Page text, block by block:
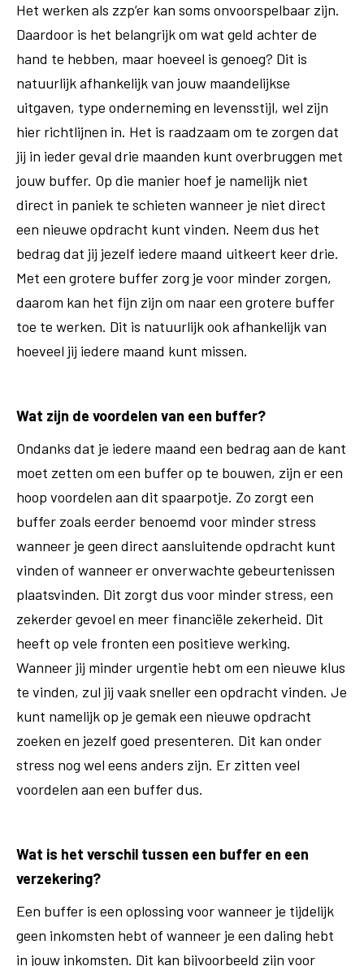
Het werken als zzp’er kan soms onvoorspelbaar zijn.
Daardoor is het belangrijk om wat geld achter de
hand te hebben, maar hoeveel is genoeg? Dit is
natuurlijk afhankelijk van jouw maandelijkse
uitgaven, type onderneming en levensstijl, wel zijn
hier richtlijnen in. Het is raadzaam om te zorgen dat
jij in ieder geval drie maanden kunt overbruggen met
jouw buffer. Op die manier hoef je namelijk niet
direct in paniek te schieten wanneer je niet direct
een nieuwe opdracht kunt vinden. Neem dus het
bedrag dat jij jezelf iedere maand uitkeert keer drie.
Met een grotere buffer zorg je voor minder zorgen,
daarom kan het fijn zijn om naar een grotere buffer
toe te werken. Dit is natuurlijk ook afhankelijk van
hoeveel jij iedere maand kunt missen.
Wat zijn de voordelen van een buffer?
Ondanks dat je iedere maand een bedrag aan de kant
moet zetten om een buffer op te bouwen, zijn er een
hoop voordelen aan dit spaarpotje. Zo zorgt een
buffer zoals eerder benoemd voor minder stress
wanneer je geen direct aansluitende opdracht kunt
vinden of wanneer er onverwachte gebeurtenissen
plaatsvinden. Dit zorgt dus voor minder stress, een
zekerder gevoel en meer financiële zekerheid. Dit
heeft op vele fronten een positieve werking.
Wanneer jij minder urgentie hebt om een nieuwe klus
te vinden, zul jij vaak sneller een opdracht vinden. Je
kunt namelijk op je gemak een nieuwe opdracht
zoeken en jezelf goed presenteren. Dit kan onder
stress nog wel eens anders zijn. Er zitten veel
voordelen aan een buffer dus.
Wat is het verschil tussen een buffer en een
verzekering?
Een buffer is een oplossing voor wanneer je tijdelijk
geen inkomsten hebt of wanneer je een daling hebt
in jouw inkomsten. Dit kan bijvoorbeeld zijn voor